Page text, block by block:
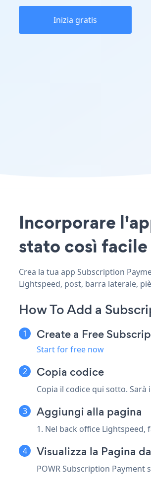
Inizia gratis
Incorporare
stato così facile
Crea la tua app Subscription
Lightspeed, post, barra laterale,
How To Add a
Create a Free
Start for free now
Copia codice
Copia il codice qui sotto.
Aggiungi alla pagina
1. Nel back office Lightspeed,
Visualizza la Pagina
POWR Subscription Payment